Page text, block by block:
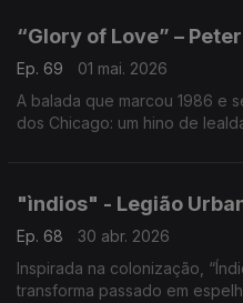
“Glory of Love” –
Ep. 69
01 mai. 2026
A balada que marcou 1986 e
dos Chicago: um hino de
"ìndios" - Legião
Ep. 68
30 abr. 2026
Inspirada na colonização,
transforma passado em